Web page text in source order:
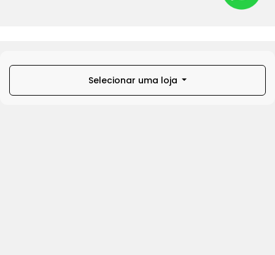
Selecionar uma loja